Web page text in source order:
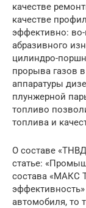
качестве
качестве
эффективно:
абразивного
цилиндро-
прорыва газов
аппаратуры
плунжерной
топливо
топлива и
О составе
статье:
состава «МАКС
автомобиля, то